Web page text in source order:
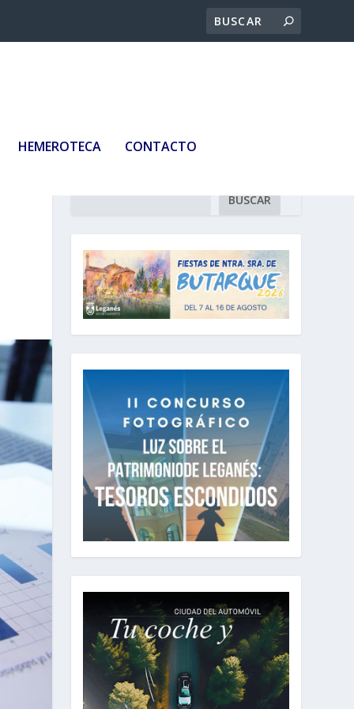
HEMEROTECA CONTACTO
BUSCAR